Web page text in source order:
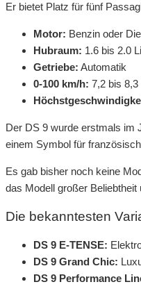
Er bietet Platz für fünf
Motor: Benzin oder
Hubraum: 1.6 bis 2.0
Getriebe: Automatik
0-100 km/h: 7,2 bis
Der DS 9 wurde erstmals im
einem Symbol für
Es gab bisher noch keine
das Modell großer
Die bekanntesten
DS 9 E-TENSE:
DS 9 Grand Chic:
DS 9 Performance